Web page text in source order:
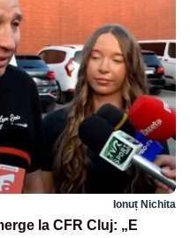
Ionuț Nichita
la CFR Cluj: „E